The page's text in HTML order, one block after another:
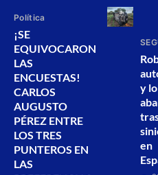
Política
¡SE
EQUIVOCARON
LAS
ENCUESTAS!
CARLOS
AUGUSTO
PÉREZ ENTRE
LOS TRES
PUNTEROS EN
LAS
y lo
en